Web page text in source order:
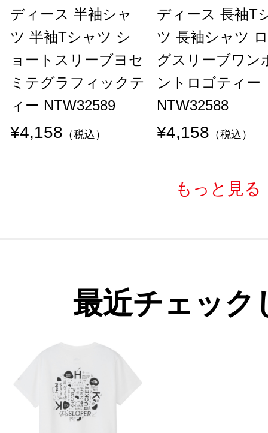
ディース 半袖シャ
ツ 半袖Tシャツ シ
ョートスリーブヨセ
ミテグラフィックテ
ィー NTW32589
¥4,158 （税込）
ディース 長袖T
ツ 長袖シャツ
グスリーブワン
ントロゴティー
NTW32588
¥4,158 （税込）
もっと見る
最近チェック